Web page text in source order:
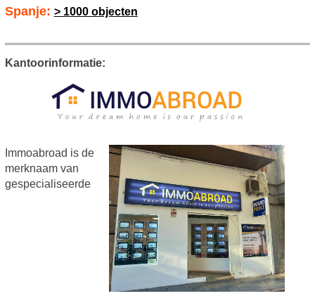
Spanje: > 1000 objecten
Kantoorinformatie:
Immoabroad is de
merknaam van
gespecialiseerde